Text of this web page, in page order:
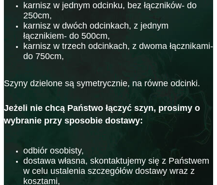
karnisz w jednym odcinku, bez łączników- do
250cm,
karnisz w dwóch odcinkach, z jednym
łącznikiem- do 500cm,
karnisz w trzech odcinkach, z dwoma łącznikami-
do 750cm,
Szyny dzielone są symetrycznie, na równe odcinki.
Jeżeli nie chcą Państwo łączyć szyn, prosimy o
wybranie przy sposobie dostawy:
odbiór osobisty,
dostawa własna, skontaktujemy się z Państwem
w celu ustalenia szczegółów dostawy wraz z
kosztami,